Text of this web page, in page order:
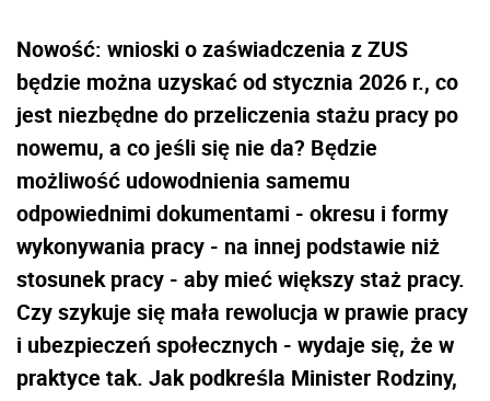
Nowość: wnioski o zaświadczenia z ZUS
będzie można uzyskać od stycznia 2026 r., co
jest niezbędne do przeliczenia stażu pracy po
nowemu, a co jeśli się nie da? Będzie
możliwość udowodnienia samemu
odpowiednimi dokumentami - okresu i formy
wykonywania pracy - na innej podstawie niż
stosunek pracy - aby mieć większy staż pracy.
Czy szykuje się mała rewolucja w prawie pracy
i ubezpieczeń społecznych - wydaje się, że w
praktyce tak. Jak podkreśla Minister Rodziny,